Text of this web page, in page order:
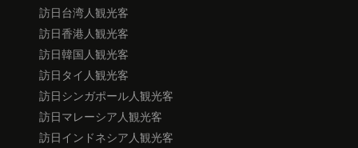
訪日台湾人観光客
訪日香港人観光客
訪日韓国人観光客
訪日タイ人観光客
訪日シンガポール人観光客
訪日マレーシア人観光客
訪日インドネシア人観光客